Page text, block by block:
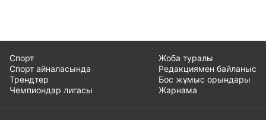
Спорт
Спорт айналасында
Трендтер
Чемпиондар лигасы
Жоба туралы
Редакциямен байланыс
Бос жұмыс орындары
Жарнама